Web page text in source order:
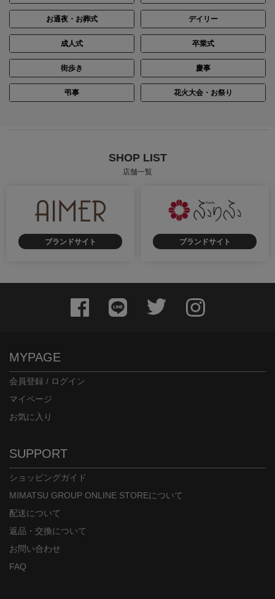
お通夜・お葬式 デイリー
成人式 卒業式
街歩き 慶事
弔事 花火大会・お祭り
SHOP LIST
店舗一覧
ブランドサイト ブランドサイト
MYPAGE
会員登録 / ログイン
マイページ
お気に入り
SUPPORT
ショッピングガイド
MIMATSU GROUP ONLINE STOREについて
配送について
返品・交換について
お問い合わせ
FAQ